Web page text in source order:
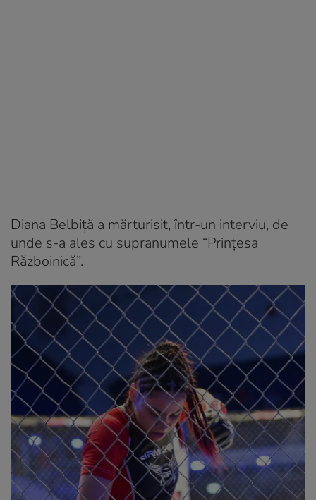
Diana Belbiță a mărturisit, într-un interviu, de
unde s-a ales cu supranumele “Prințesa
Războinică”.